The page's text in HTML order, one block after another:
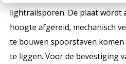
Werken bij
Medewerkers
Historie
Openingstijden
lightrailsporen. De plaat wordt
hoogte afgereid, mechanisch
te bouwen spoorstaven
te liggen. Voor de bevestiging